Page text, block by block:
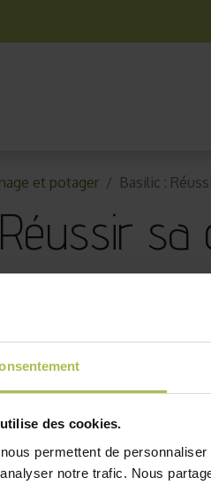
des cookies.
permettent de
notre trafic. Nous
et potager Basilic :